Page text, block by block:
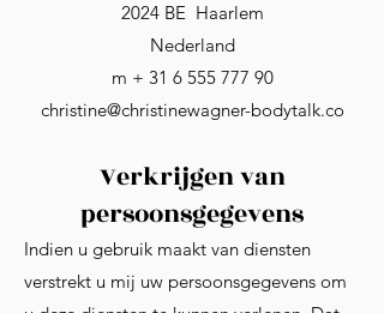
2024 BE Haarlem
Nederland
m + 31 6 555 777 90
christine@christinewagner-bodytalk.co
Verkrijgen van
persoonsgegevens
Indien u gebruik maakt van diensten
verstrekt u mij uw persoonsgegevens om